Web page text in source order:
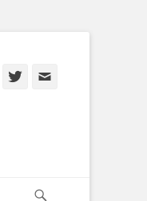
Facebook
Twitter